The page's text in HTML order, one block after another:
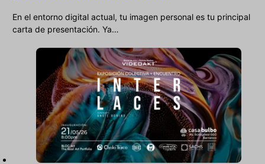
En el entorno digital actual, tu imagen personal es tu principal
carta de presentación. Ya…